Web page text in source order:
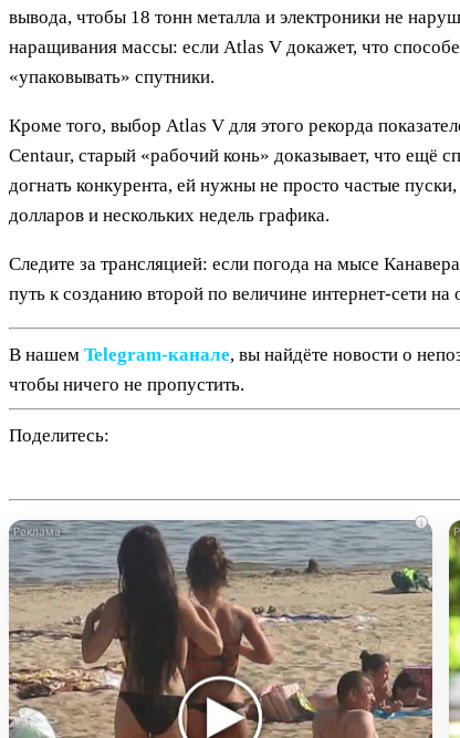
вывода, чтобы 18 тонн металла и электроники не
наращивания массы: если Atlas V докажет, что
«упаковывать» спутники.
Кроме того, выбор Atlas V для этого рекорда
Centaur, старый «рабочий конь» доказывает, что ещё
догнать конкурента, ей нужны не просто частые
долларов и нескольких недель графика.
Следите за трансляцией: если погода на мысе
путь к созданию второй по величине интернет-сети на
В нашем Telegram‑канале, вы найдёте новости о
чтобы ничего не пропустить.
Поделитесь:
i